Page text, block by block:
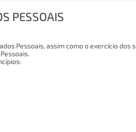
PESSOAIS
Pessoais, assim como o exercício dos